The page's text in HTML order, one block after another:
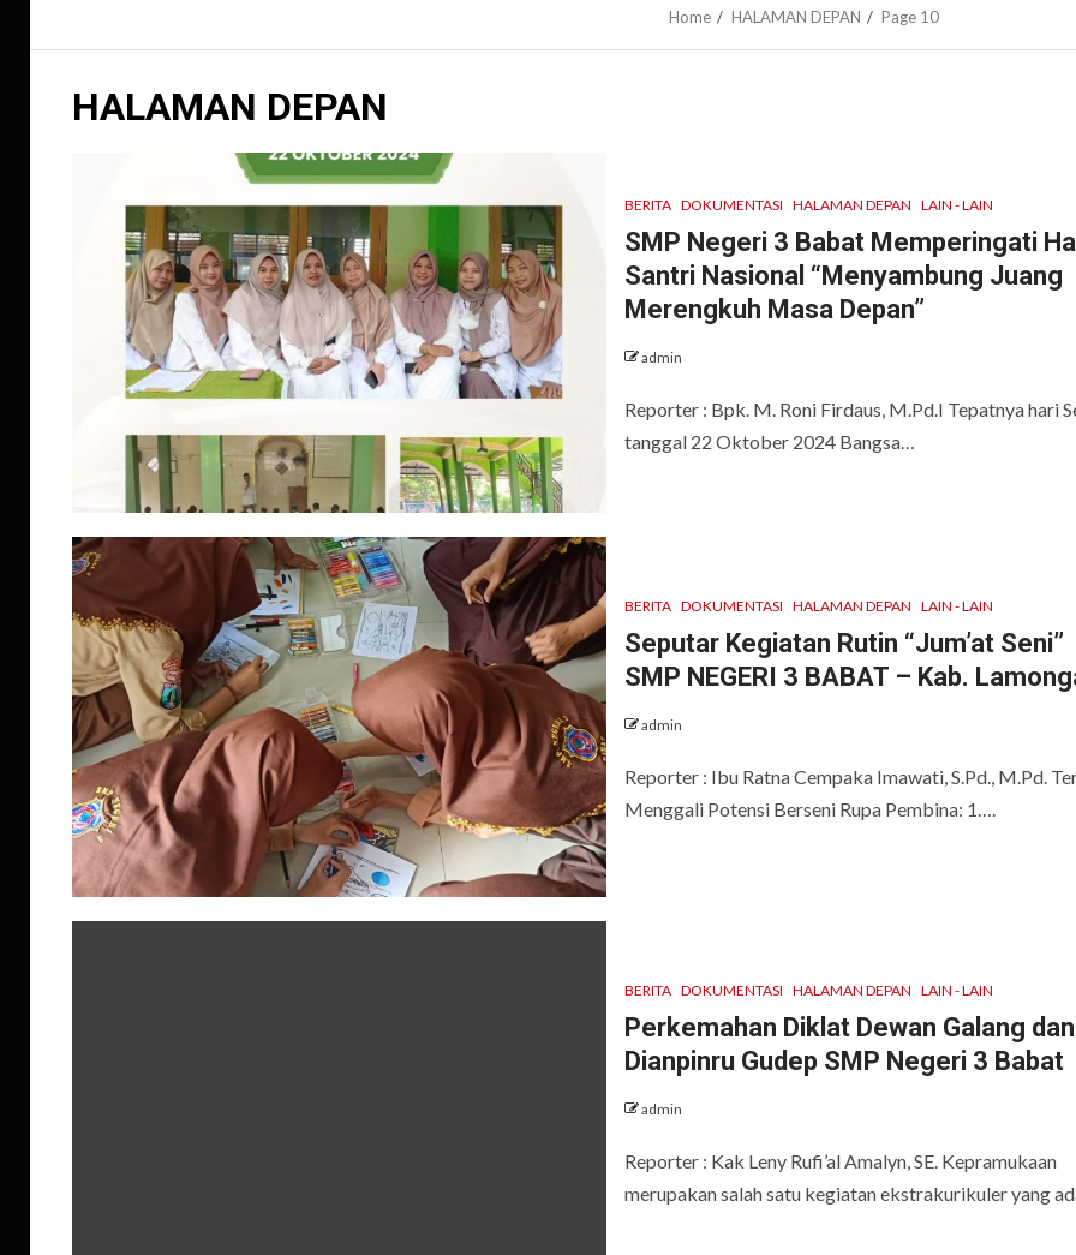
Home HALAMAN DEPAN Page 10
HALAMAN DEPAN
BERITA DOKUMENTASI HALAMAN DEPAN LAIN - LAIN
SMP Negeri 3 Babat Memperingati
Santri Nasional “Menyambung Juang
Merengkuh Masa Depan”
admin
Reporter : Bpk. M. Roni Firdaus, M.Pd.I Tepatnya hari
tanggal 22 Oktober 2024 Bangsa…
BERITA DOKUMENTASI HALAMAN DEPAN LAIN - LAIN
Seputar Kegiatan Rutin “Jum’at Seni”
SMP NEGERI 3 BABAT – Kab.
admin
Reporter : Ibu Ratna Cempaka Imawati, S.Pd., M.Pd.
Menggali Potensi Berseni Rupa Pembina: 1….
BERITA DOKUMENTASI HALAMAN DEPAN LAIN - LAIN
Perkemahan Diklat Dewan Galang dan
Dianpinru Gudep SMP Negeri 3 Babat
admin
Reporter : Kak Leny Rufi’al Amalyn, SE. Kepramukaan
merupakan salah satu kegiatan ekstrakurikuler yang